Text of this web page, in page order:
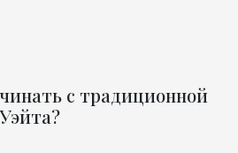
с традиционной